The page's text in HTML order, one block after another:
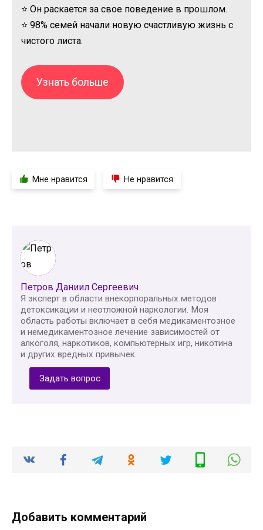
⭐ Он раскается за свое поведение в прошлом.
⭐ 98% семей начали новую счастливую жизнь с
чистого листа.
Узнать больше
Мне нравится Не нравится
Петров Даниил Сергеевич
Я эксперт в области внекорпоральных методов
детоксикации и неотложной наркологии. Моя
область работы включает в себя медикаментозное
и немедикаментозное лечение зависимостей от
алкоголя, наркотиков, компьютерных игр, никотина
и других вредных привычек.
Задать вопрос
Добавить комментарий